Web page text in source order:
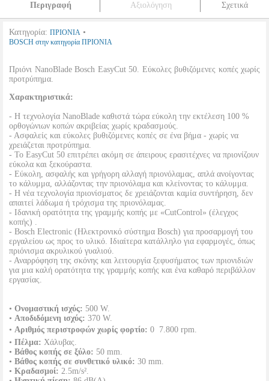
Περιγραφή Αξιολόγηση Σχετικά
Κατηγορία: ΠΡΙΟΝΙΑ •
BOSCH στην κατηγορία ΠΡΙΟΝΙΑ
Πριόνι NanoBlade Bosch EasyCut 50. Εύκολες βυθιζόμενες κοπές χωρίς
προτρύπημα.
Χαρακτηριστικά:
- Η τεχνολογία NanoBlade καθιστά τώρα εύκολη την εκτέλεση 100 %
ορθογώνιων κοπών ακριβείας χωρίς κραδασμούς.
- Ασφαλείς και εύκολες βυθιζόμενες κοπές σε ένα βήμα - χωρίς να
χρειάζεται προτρύπημα.
- Το EasyCut 50 επιτρέπει ακόμη σε άπειρους ερασιτέχνες να πριονίζουν
εύκολα και ξεκούραστα.
- Εύκολη, ασφαλής και γρήγορη αλλαγή πριονόλαμας, απλά ανοίγοντας
το κάλυμμα, αλλάζοντας την πριονόλαμα και κλείνοντας το κάλυμμα.
- Η νέα τεχνολογία πριονίσματος δε χρειάζονται καμία συντήρηση, δεν
απαιτεί λάδωμα ή τρόχισμα της πριονόλαμας.
- Ιδανική ορατότητα της γραμμής κοπής με «CutControl» (έλεγχος
κοπής) .
- Bosch Electronic (Ηλεκτρονικό σύστημα Bosch) για προσαρμογή του
εργαλείου ως προς το υλικό. Ιδιαίτερα κατάλληλο για εφαρμογές, όπως
πριόνισμα ακρυλικού γυαλιού.
- Αναρρόφηση της σκόνης και λειτουργία ξεφυσήματος των πριονιδιών
για μια καλή ορατότητα της γραμμής κοπής και ένα καθαρό περιβάλλον
εργασίας.
• Ονομαστική ισχύς: 500 W.
• Αποδιδόμενη ισχύς: 370 W.
• Αριθμός περιστροφών χωρίς φορτίο: 0  7.800 rpm.
• Πέλμα: Χάλυβας.
• Βάθος κοπής σε ξύλο: 50 mm.
• Βάθος κοπής σε συνθετικό υλικό: 30 mm.
• Κραδασμοί: 2.5m/s².